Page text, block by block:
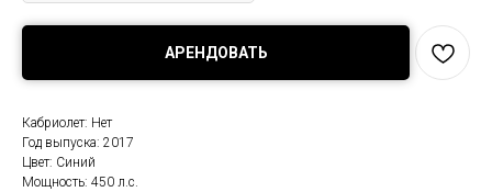
АРЕНДОВАТЬ
Кабриолет: Нет
Год выпуска: 2017
Цвет: Синий
Мощность: 450 л.с.